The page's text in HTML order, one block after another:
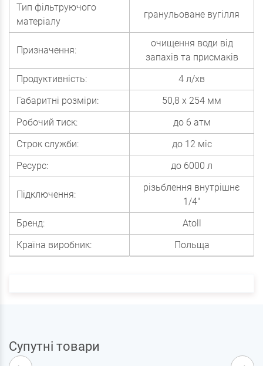
Тип фільтруючого
матеріалу
гранульоване вугілля
Призначення:
очищення води від
запахів та присмаків
Продуктивність:
4 л/хв
Габаритні розміри:
50,8 х 254 мм
Робочий тиск:
до 6 атм
Строк служби:
до 12 міс
Ресурс:
до 6000 л
Підключення:
різьблення внутрішнє
1/4"
Бренд:
Atoll
Країна виробник:
Польща
Супутні товари